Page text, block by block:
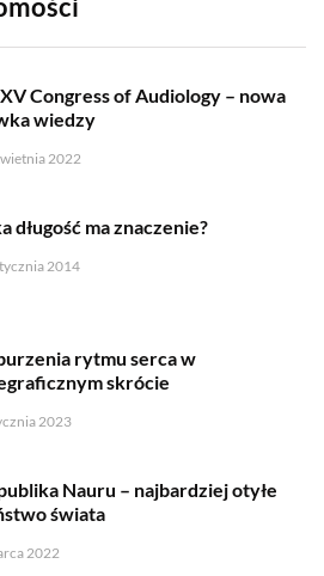
Congress of Audiology – nowa
wiedzy
2022
długość ma znaczenie?
2014
rytmu serca w
skrócie
2023
Nauru – najbardziej otyłe
świata
2022